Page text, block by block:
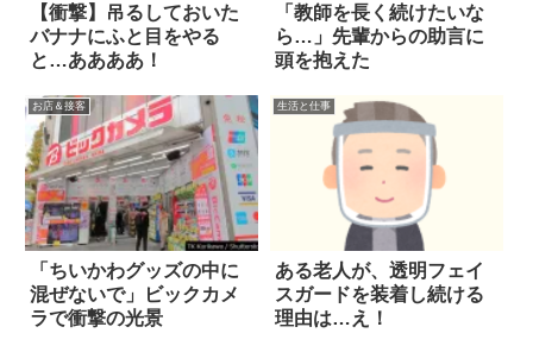
【衝撃】吊るしておいた
バナナにふと目をやる
と…ああああ！
「教師を長く続けたいな
ら…」先輩からの助言に
頭を抱えた
お店＆接客
「ちいかわグッズの中に
混ぜないで」ビックカメ
ラで衝撃の光景
生活と仕事
ある老人が、透明フェイ
スガードを装着し続ける
理由は…え！